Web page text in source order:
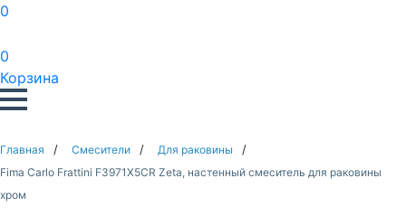
0
0
Корзина
Главная Смесители
Для раковины
Fima Carlo Frattini F3971X5CR Zeta, настенный смеситель для раковины
хром